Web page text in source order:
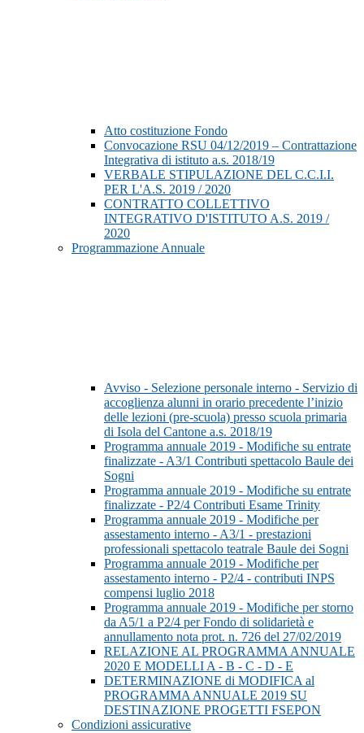
Atto costituzione Fondo
Convocazione RSU 04/12/2019 – Contrattazione
Integrativa di istituto a.s. 2018/19
VERBALE STIPULAZIONE DEL C.C.I.I.
PER L'A.S. 2019 / 2020
CONTRATTO COLLETTIVO
INTEGRATIVO D'ISTITUTO A.S. 2019 /
2020
Programmazione Annuale
Avviso - Selezione personale interno - Servizio di
accoglienza alunni in orario precedente l’inizio
delle lezioni (pre-scuola) presso scuola primaria
di Isola del Cantone a.s. 2018/19
Programma annuale 2019 - Modifiche su entrate
finalizzate - A3/1 Contributi spettacolo Baule dei
Sogni
Programma annuale 2019 - Modifiche su entrate
finalizzate - P2/4 Contributi Esame Trinity
Programma annuale 2019 - Modifiche per
assestamento interno - A3/1 - prestazioni
professionali spettacolo teatrale Baule dei Sogni
Programma annuale 2019 - Modifiche per
assestamento interno - P2/4 - contributi INPS
compensi luglio 2018
Programma annuale 2019 - Modifiche per storno
da A5/1 a P2/4 per Fondo di solidarietà e
annullamento nota prot. n. 726 del 27/02/2019
RELAZIONE AL PROGRAMMA ANNUALE
2020 E MODELLI A - B - C - D - E
DETERMINAZIONE di MODIFICA al
PROGRAMMA ANNUALE 2019 SU
DESTINAZIONE PROGETTI FSEPON
Condizioni assicurative